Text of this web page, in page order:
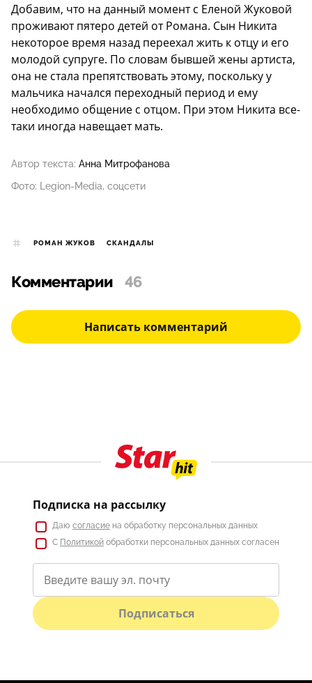
Добавим, что на данный момент с Еленой Жуковой
проживают пятеро детей от Романа. Сын Никита
некоторое время назад переехал жить к отцу и его
молодой супруге. По словам бывшей жены артиста,
она не стала препятствовать этому, поскольку у
мальчика начался переходный период и ему
необходимо общение с отцом. При этом Никита все-
таки иногда навещает мать.
Автор текста: Анна Митрофанова
Фото: Legion-Media, соцсети
РОМАН ЖУКОВ СКАНДАЛЫ
Комментарии 46
Написать комментарий
Подписка на рассылку
Даю согласие на обработку персональных данных
С Политикой обработки персональных данных согласен
Подписаться